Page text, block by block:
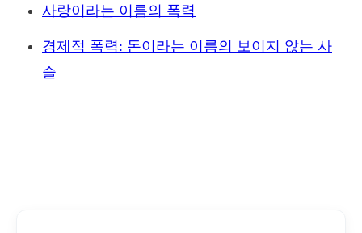
사랑이라는 이름의 폭력
경제적 폭력: 돈이라는 이름의 보이지 않는 사
슬